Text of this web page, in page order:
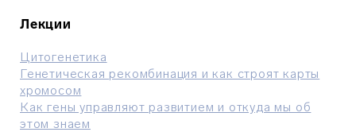
Лекции
Цитогенетика
Генетическая рекомбинация и как строят карты
хромосом
Как гены управляют развитием и откуда мы об
этом знаем